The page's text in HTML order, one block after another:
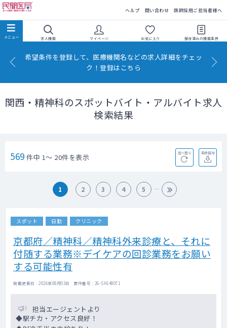
ヘルプ 問い合わせ 医師採用ご担当者様へ
求人検索 マイページ お気に入り 保存済みの検索条件
希望条件を登録して、医療機関名などの求人詳細をチェッ
ク！登録はこちら
関西・精神科のスポットバイト・アルバイト求人
検索結果
569 件中 1～ 20件を表示 並べ替え 条件保存
1 2 3 4 5
スポット 日勤 クリニック
京都府／精神科／精神科外来診療と、それに
付随する業務※デイケアの回診業務をお願い
する可能性有
掲載更新日 : 2026年08月03日 案件番号 : 26-SX648071
担当エージェントより
◆駅チカ・アクセス良好！